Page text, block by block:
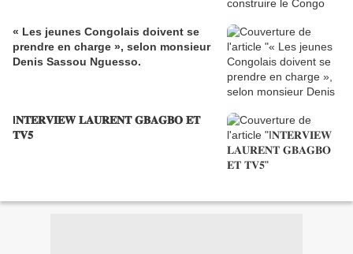
« Les jeunes Congolais doivent se
prendre en charge », selon monsieur
Denis Sassou Nguesso.
I𝐍𝐓𝐄𝐑𝐕𝐈𝐄𝐖 𝐋𝐀𝐔𝐑𝐄𝐍𝐓 𝐆𝐁𝐀𝐆𝐁𝐎 𝐄𝐓
𝐓𝐕𝟓